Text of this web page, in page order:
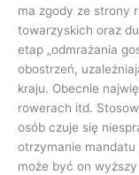
ma zgody ze strony
towarzyskich oraz
etap „odmrażania
obostrzeń,
kraju. Obecnie
rowerach itd.
osób czuje się
otrzymanie mandatu
może być on